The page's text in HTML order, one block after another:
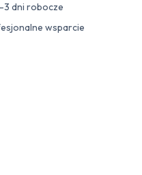
dni robocze
wsparcie